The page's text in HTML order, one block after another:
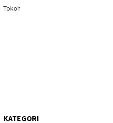
Tokoh
KATEGORI